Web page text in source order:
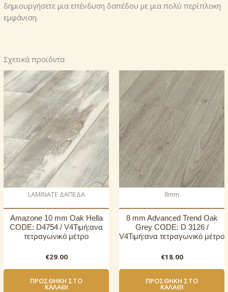
δημιουργήσετε μια επένδυση δαπέδου με μια πολύ περίπλοκη
εμφάνιση.
Σχετικά προϊόντα
LAMINATE ΔΑΠΕΔΑ
Amazone 10 mm Oak Hella
CODE: D4754 / V4Τιμή:ανα
τετραγωνικό μέτρο
€29.00
ΠΡΟΣΘΉΚΗ ΣΤΟ
ΚΑΛΆΘΙ
8mm
8 mm Advanced Trend Oak
Grey CODE: D 3126 /
V4Τιμή:ανα τετραγωνικό μέτρο
€18.00
ΠΡΟΣΘΉΚΗ ΣΤΟ
ΚΑΛΆΘΙ